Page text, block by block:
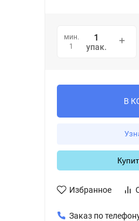
мин.
1
упак.
В
Избранное
Заказ по